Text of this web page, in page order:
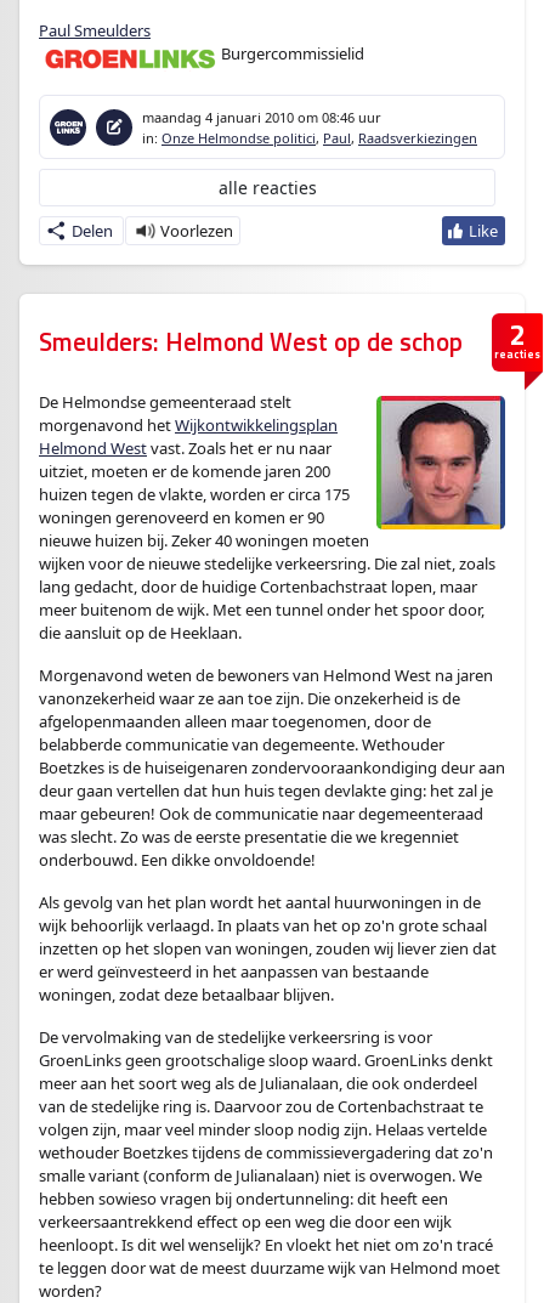
Paul Smeulders
Burgercommissielid
maandag 4 januari 2010 om 08:46 uur
in: Onze Helmondse politici, Paul, Raadsverkiezingen
Delen
alle reacties
2
reacties
Smeulders: Helmond West op de schop
De Helmondse gemeenteraad stelt
morgenavond hetWijkontwikkelingsplan
Helmond Westvast. Zoals het er nu naar
uitziet, moeten er de komende jaren 200
huizen tegen de vlakte, worden er circa 175
woningen gerenoveerd en komen er 90
nieuwe huizen bij. Zeker 40 woningen moeten
wijken voor de nieuwe stedelijke verkeersring. Die zal niet, zoals
lang gedacht, door de huidige Cortenbachstraat lopen, maar
meer buitenom de wijk. Met een tunnel onder het spoor door,
die aansluit op de Heeklaan.
Morgenavond weten de bewoners van Helmond West na jaren
vanonzekerheid waar ze aan toe zijn. Die onzekerheid is de
afgelopenmaanden alleen maar toegenomen, door de
belabberde communicatie van degemeente. Wethouder
Boetzkes is de huiseigenaren zondervooraankondiging deur aan
deur gaan vertellen dat hun huis tegen devlakte ging: het zal je
maar gebeuren! Ook de communicatie naar degemeenteraad
was slecht. Zo was de eerste presentatie die we kregenniet
onderbouwd. Een dikke onvoldoende!
Als gevolg van het plan wordt het aantal huurwoningen in de
wijk behoorlijk verlaagd. In plaats van het op zo'n grote schaal
inzetten op het slopen van woningen, zouden wij liever zien dat
er werd geïnvesteerd in het aanpassen van bestaande
woningen, zodat deze betaalbaar blijven.
De vervolmaking van de stedelijke verkeersring is voor
GroenLinks geen grootschalige sloop waard. GroenLinks denkt
meer aan het soort weg als de Julianalaan, die ook onderdeel
van de stedelijke ring is. Daarvoor zou de Cortenbachstraat te
volgen zijn, maar veel minder sloop nodig zijn. Helaas vertelde
wethouder Boetzkes tijdens de commissievergadering dat zo'n
smalle variant (conform de Julianalaan) niet is overwogen. We
hebben sowieso vragen bij ondertunneling: dit heeft een
verkeersaantrekkend effect op een weg die door een wijk
heenloopt. Is dit wel wenselijk? En vloekt het niet om zo'n tracé
te leggen door wat de meest duurzame wijk van Helmond moet
worden?